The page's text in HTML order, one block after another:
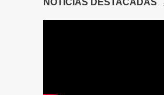
NOTICIAS DESTACADAS